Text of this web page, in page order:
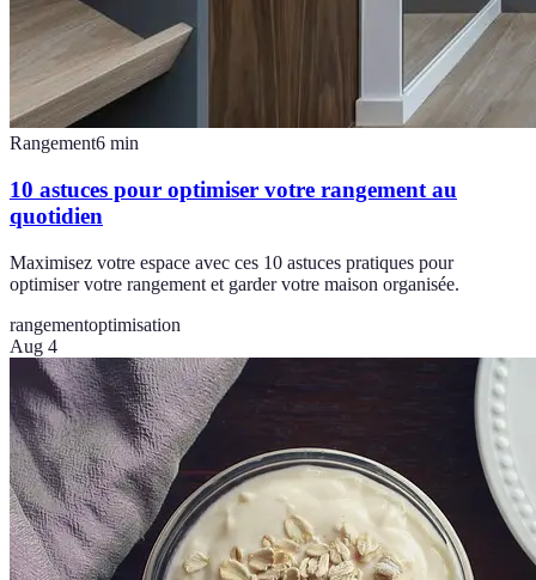
Rangement6 min
10 astuces pour optimiser votre rangement au
quotidien
Maximisez votre espace avec ces 10 astuces pratiques pour
optimiser votre rangement et garder votre maison organisée.
rangementoptimisation
Aug 4